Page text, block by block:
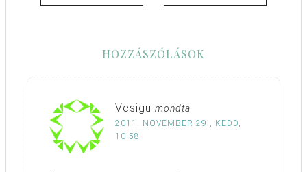
HOZZÁSZÓLÁSOK
Vcsigu mondta
2011. NOVEMBER 29., KEDD,
10:58